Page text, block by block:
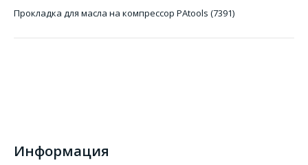
Прокладка для масла на компрессор PAtools (7391)
Информация